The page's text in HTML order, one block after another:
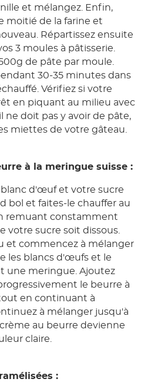
et mélangez. Enfin,
moitié de la farine et
Répartissez ensuite
3 moules à pâtisserie.
de pâte par moule.
30-35 minutes dans
Vérifiez si votre
en piquant au milieu avec
ne doit pas y avoir de pâte,
miettes de votre gâteau.
à la meringue suisse :
d'œuf et votre sucre
bol et faites-le chauffer au
remuant constamment
votre sucre soit dissous.
et commencez à mélanger
les blancs d'œufs et le
une meringue. Ajoutez
le beurre à
en continuant à
à mélanger jusqu'à
au beurre devienne
claire.
: